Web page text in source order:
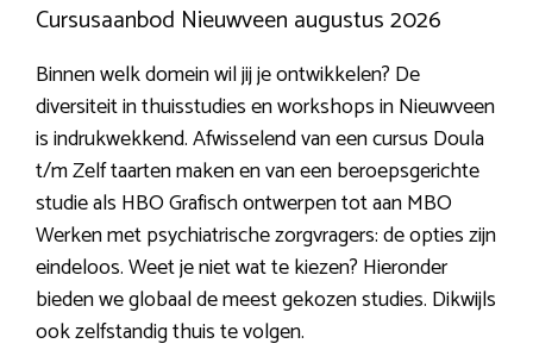
Cursusaanbod Nieuwveen augustus 2026
Binnen welk domein wil jij je ontwikkelen? De
diversiteit in thuisstudies en workshops in Nieuwveen
is indrukwekkend. Afwisselend van een cursus Doula
t/m Zelf taarten maken en van een beroepsgerichte
studie als HBO Grafisch ontwerpen tot aan MBO
Werken met psychiatrische zorgvragers: de opties zijn
eindeloos. Weet je niet wat te kiezen? Hieronder
bieden we globaal de meest gekozen studies. Dikwijls
ook zelfstandig thuis te volgen.